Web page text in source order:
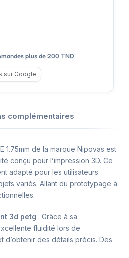
plus de 200 TND
sur Google
complémentaires
1.75mm de la marque Nipovas est
conçu pour l’impression 3D. Ce
adapté pour les utilisateurs
variés. Allant du prototypage à
3d petg : Grâce à sa
fluidité lors de
d’obtenir des détails précis. Des